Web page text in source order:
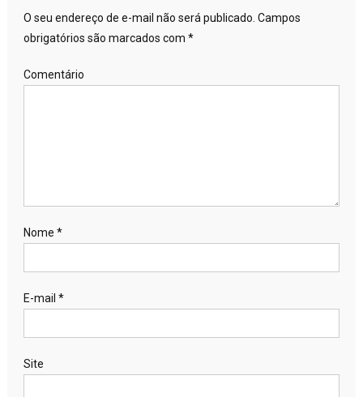
O seu endereço de e-mail não será publicado. Campos
obrigatórios são marcados com *
Comentário
Nome *
E-mail *
Site